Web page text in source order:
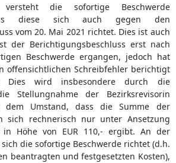
die sofortige Beschwerde
diese sich auch gegen den
vom 20. Mai 2021 richtet. Dies ist auch
der Berichtigungsbeschluss erst nach
Beschwerde ergangen, jedoch hat
offensichtlichen Schreibfehler berichtigt
Dies wird insbesondere durch die
Stellungnahme der Bezirksrevisorin
dem Umstand, dass die Summe der
sich rechnerisch nur unter Ansetzung
in Höhe von EUR 110,- ergibt. An der
die sofortige Beschwerde richtet (d.h.
beantragten und festgesetzten Kosten),